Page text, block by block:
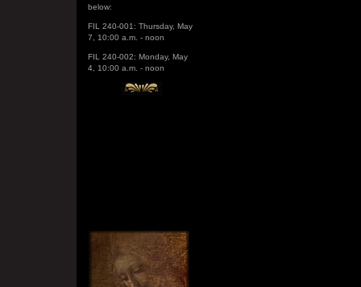
FIL 240-001: Thursday, May
FIL 240-002: Monday, May